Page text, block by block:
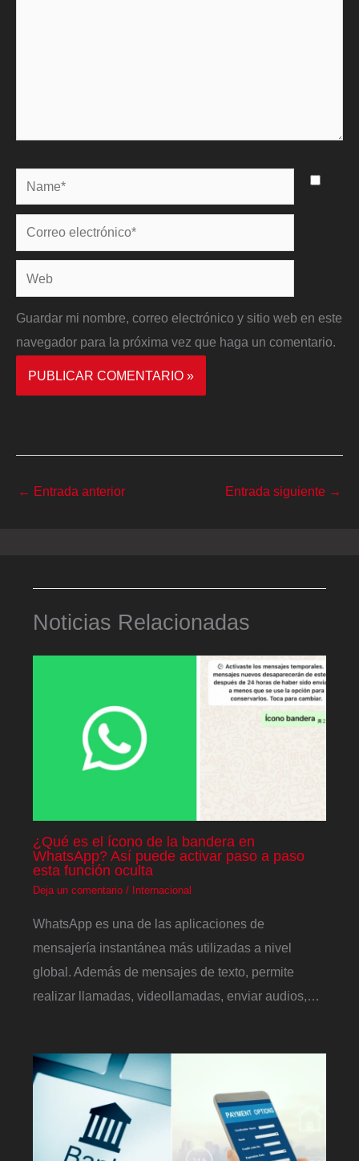
Name*
Correo
electrónico*
Web
Guardar mi nombre, correo electrónico y sitio web en este
navegador para la próxima vez que haga un comentario.
← Entrada anterior Entrada siguiente →
Noticias Relacionadas
¿Qué es el ícono de la bandera en
WhatsApp? Así puede activar paso a paso
esta función oculta
Deja un comentario / Internacional
WhatsApp es una de las aplicaciones de
mensajería instantánea más utilizadas a nivel
global. Además de mensajes de texto, permite
realizar llamadas, videollamadas, enviar audios,…